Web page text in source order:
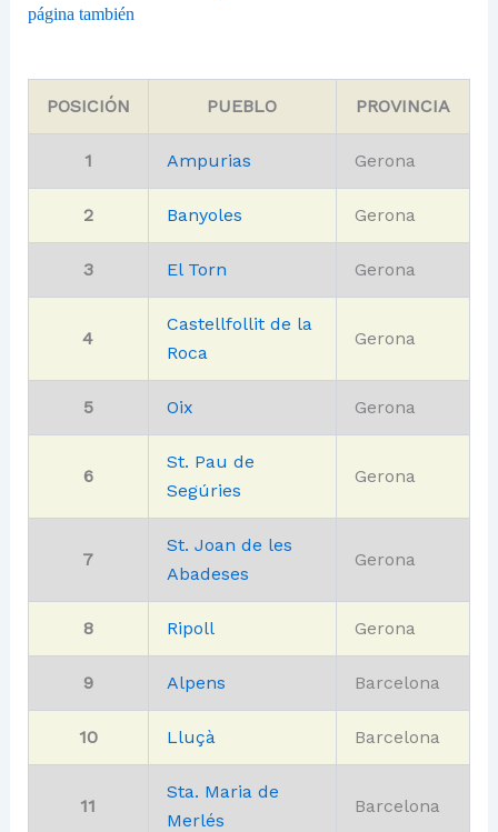
página también
POSICIÓN PUEBLO PROVINCIA
1 Ampurias Gerona
2 Banyoles Gerona
3 El Torn Gerona
4
Castellfollit de la
Roca
Gerona
5 Oix Gerona
6
St. Pau de
Segúries
Gerona
7
St. Joan de les
Abadeses
Gerona
8 Ripoll Gerona
9 Alpens Barcelona
10 Lluçà Barcelona
11
Sta. Maria de
Merlés
Barcelona